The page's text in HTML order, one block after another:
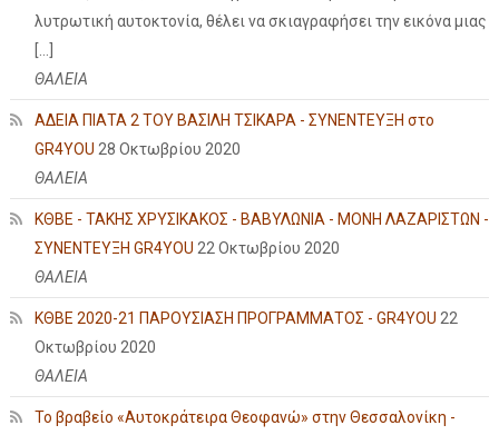
λυτρωτική αυτοκτονία, θέλει να σκιαγραφήσει την εικόνα μιας
ΘΑΛΕΙΑ
ΑΔΕΙΑ ΠΙΑΤΑ 2 ΤΟΥ ΒΑΣΙΛΗ ΤΣΙΚΑΡΑ - ΣΥΝΕΝΤΕΥΞΗ στο
GR4YOU 28 Οκτωβρίου 2020
ΘΑΛΕΙΑ
ΚΘΒΕ - ΤΑΚΗΣ ΧΡΥΣΙΚΑΚΟΣ - ΒΑΒΥΛΩΝΙΑ - ΜΟΝΗ ΛΑΖΑΡΙΣΤΩΝ -
ΣΥΝΕΝΤΕΥΞΗ GR4YOU 22 Οκτωβρίου 2020
ΘΑΛΕΙΑ
ΚΘΒΕ 2020-21 ΠΑΡΟΥΣΙΑΣΗ ΠΡΟΓΡΑΜΜΑΤΟΣ - GR4YOU 22
Οκτωβρίου 2020
ΘΑΛΕΙΑ
Το βραβείο «Αυτοκράτειρα Θεοφανώ» στην Θεσσαλονίκη -